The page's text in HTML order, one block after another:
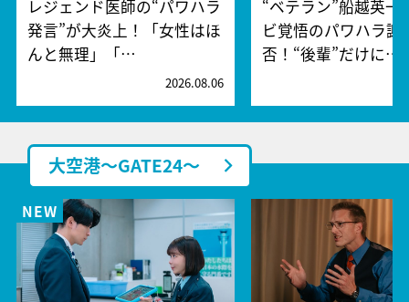
レジェンド医師の“パワハラ
発言”が大炎上！「女性はほ
んと無理」「…
2026.08.06
“ベテラン”船越英一
ビ覚悟のパワハラ謝
否！“後輩”だけに…
大空港～GATE24～